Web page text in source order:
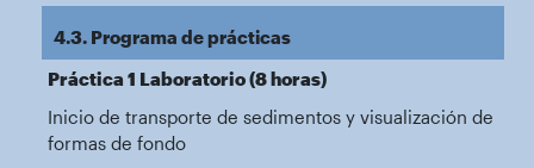
4.3. Programa de prácticas
Práctica 1 Laboratorio (8 horas)
Inicio de transporte de sedimentos y visualización de
formas de fondo